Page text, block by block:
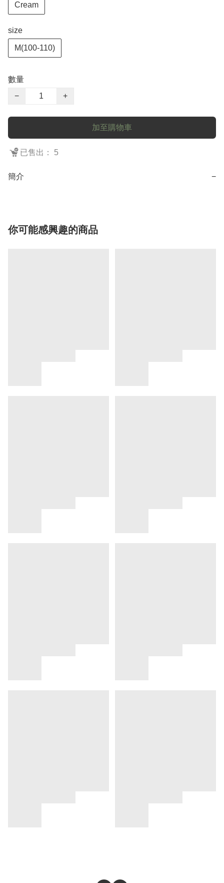
Cream
size
M(100-110)
數量
−
+
加至購物車
已售出： 5
簡介 −
你可能感興趣的商品